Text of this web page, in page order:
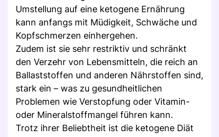
Umstellung auf eine ketogene Ernährung
kann anfangs mit Müdigkeit, Schwäche und
Kopfschmerzen einhergehen.
Zudem ist sie sehr restriktiv und schränkt
den Verzehr von Lebensmitteln, die reich an
Ballaststoffen und anderen Nährstoffen sind,
stark ein – was zu gesundheitlichen
Problemen wie Verstopfung oder Vitamin-
oder Mineralstoffmangel führen kann.
Trotz ihrer Beliebtheit ist die ketogene Diät